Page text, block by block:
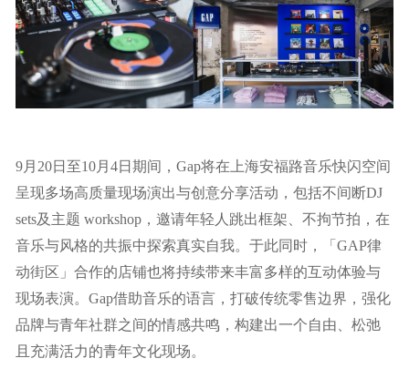
9月20日至10月4日期间，Gap将在上海安福路音乐快闪空间
呈现多场高质量现场演出与创意分享活动，包括不间断DJ
sets及主题 workshop，邀请年轻人跳出框架、不拘节拍，在
音乐与风格的共振中探索真实自我。于此同时，「GAP律
动街区」合作的店铺也将持续带来丰富多样的互动体验与
现场表演。Gap借助音乐的语言，打破传统零售边界，强化
品牌与青年社群之间的情感共鸣，构建出一个自由、松弛
且充满活力的青年文化现场。